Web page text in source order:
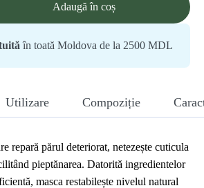
Adaugă în coș
în toată Moldova de la 2500 MDL
Utilizare Compoziție
repară părul deteriorat, netezește cuticula
pieptănarea. Datorită ingredientelor
masca restabilește nivelul natural